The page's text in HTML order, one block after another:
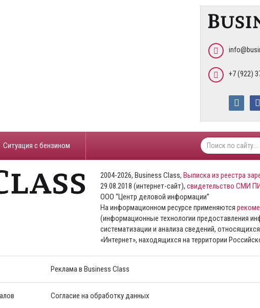
+7 (922)
​Ситуация с бензином
2004-2026, Business Class, Выписка из реестра
29.08.2018 (интернет-сайт), свидетельство СМИ
ООО “Центр деловой информации”
На информационном ресурсе применяются
(информационные технологии предоставления
систематизации и анализа сведений,
«Интернет», находящихся на территории
Реклама в Business Class
Согласие на обработку данных